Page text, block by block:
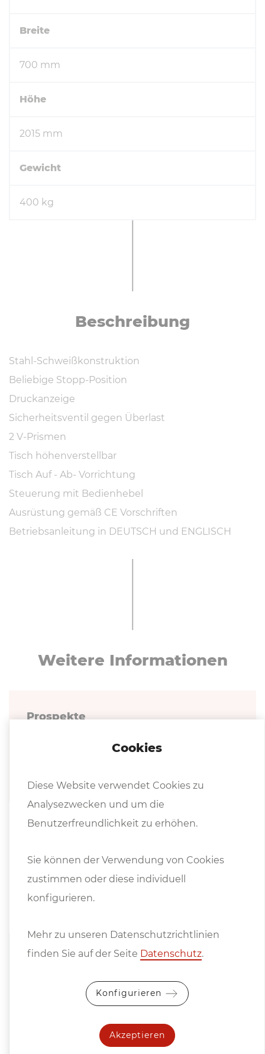
Breite
700 mm
Höhe
2015 mm
Gewicht
400 kg
Be­schrei­bung
Stahl-Schweißkonstruktion
Beliebige Stopp-Position
Druckanzeige
Sicherheitsventil gegen Überlast
2 V-Prismen
Tisch höhenverstellbar
Tisch Auf - Ab- Vorrichtung
Steuerung mit Bedienhebel
Ausrüstung gemäß CE Vorschriften
Betriebsanleitung in DEUTSCH und ENGLISCH
Weitere In­for­ma­tio­nen
Prospekte
LFSS Katalog 2023
Preise ab Standort, exkl. Mwst.
Es gelten die Allgemeinen
Maschinen- und Stahlbauindustrie
Cookies
Diese Website verwendet Cookies zu
Analysezwecken und um die
Benutzerfreundlichkeit zu erhöhen.
Sie können der Verwendung von Cookies
zustimmen oder diese individuell
konfigurieren.
Mehr zu unseren Datenschutzrichtlinien
finden Sie auf der Seite Datenschutz.
Konfigurieren
Akzeptieren